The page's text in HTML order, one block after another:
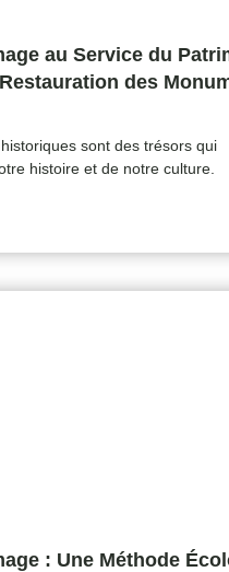
au Service du
des
sont des trésors qui
histoire et de notre culture.
: Une Méthode